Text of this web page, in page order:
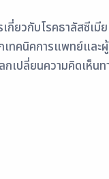
ยวกับโรคธาลัสซีเมี
ทคนิคการแพทย์และ
เปลี่ยนความคิดเห็นท